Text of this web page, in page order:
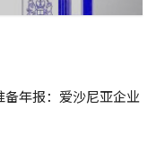
年报：爱沙尼亚企业